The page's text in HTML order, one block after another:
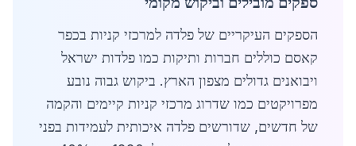
הספקים העיקריים של פלדה למרכזי קניות בכפר
קאסם כוללים חברות ותיקות כמו פלדות ישראל
ויבואנים גדולים מצפון הארץ. ביקוש גבוה נובע
מפרויקטים כמו שדרוג מרכזי קניות קיימים והקמה
של חדשים, שדורשים פלדה איכותית לעמידות בפני